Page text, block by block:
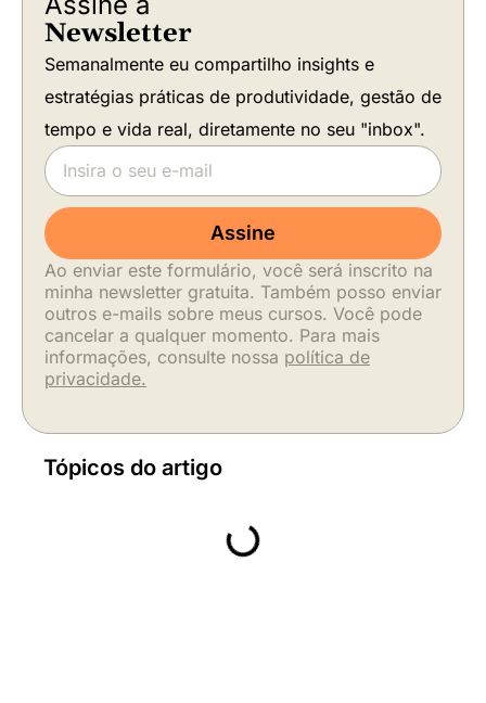
Newsletter
Semanalmente eu compartilho insights e
estratégias práticas de produtividade, gestão de
tempo e vida real, diretamente no seu "inbox".
Assine
Ao enviar este formulário, você será inscrito na
minha newsletter gratuita. Também posso enviar
outros e-mails sobre meus cursos. Você pode
cancelar a qualquer momento. Para mais
informações, consulte nossa política de
privacidade.
Tópicos do artigo